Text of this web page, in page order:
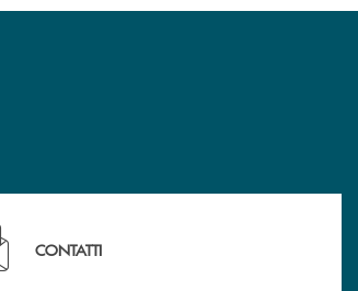
di assistenza immediata ? Contattaci!
CONTATTI